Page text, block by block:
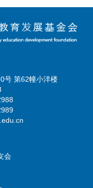
号 第62幢小洋楼
会